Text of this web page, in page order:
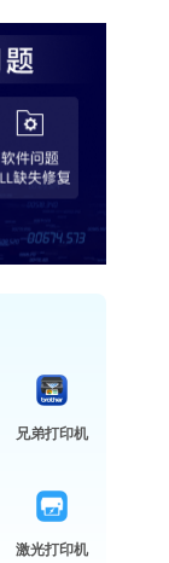
兄弟打印机
激光打印机